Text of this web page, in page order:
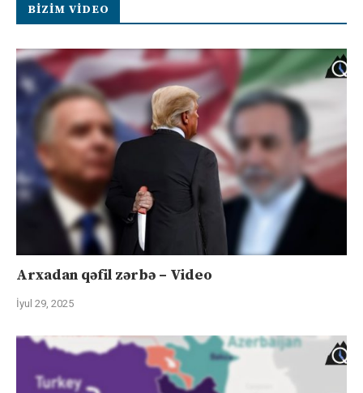
BIZIM VIDEO
Arxadan qəfil zərbə – Video
İyul 29, 2025